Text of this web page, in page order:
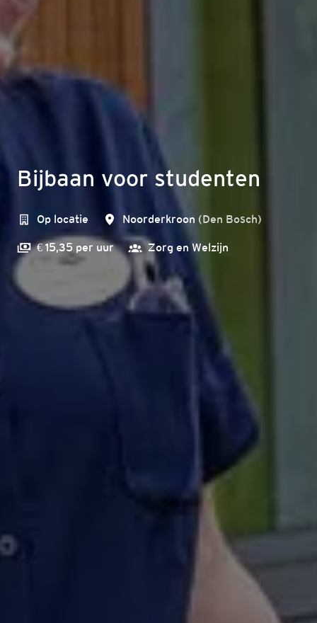
Bijbaan voor studenten
Op locatie Noorderkroon (Den Bosch)
€ 15,35 per uur Zorg en Welzijn